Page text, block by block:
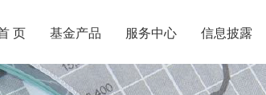
页 基金产品 服务中心 信息披露